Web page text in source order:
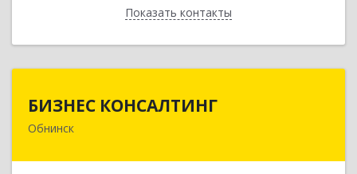
Показать контакты
Назад
БИЗНЕС КОНСАЛТИНГ
Обнинск
249032, Калужская обл, Обнинск г, Курчатова ул,